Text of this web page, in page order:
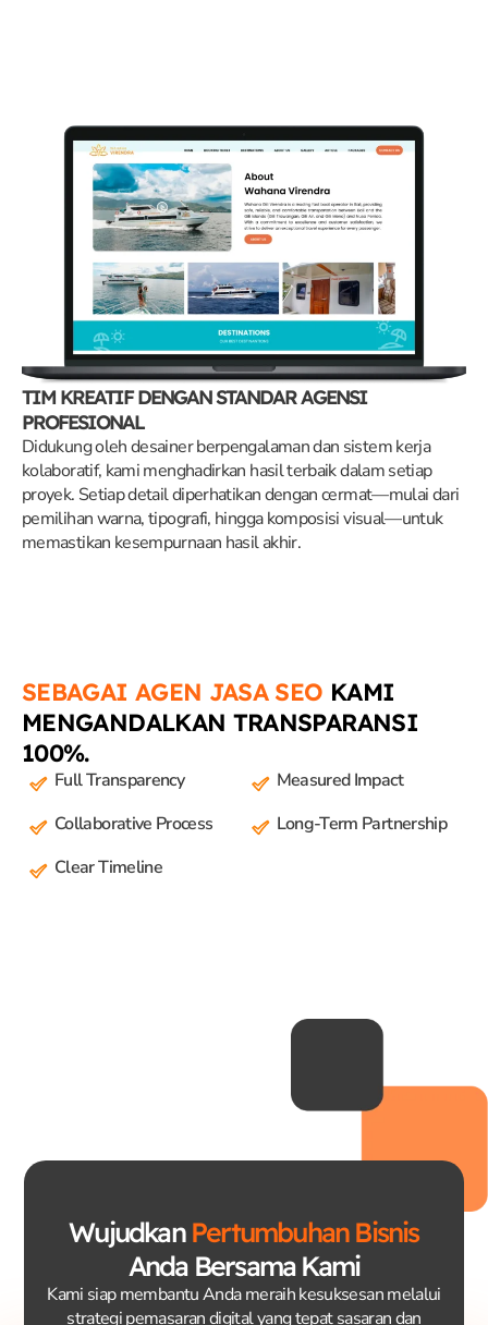
TIM KREATIF DENGAN STANDAR AGENSI
PROFESIONAL
Didukung oleh desainer berpengalaman dan sistem kerja
kolaboratif, kami menghadirkan hasil terbaik dalam setiap
proyek. Setiap detail diperhatikan dengan cermat—mulai dari
pemilihan warna, tipografi, hingga komposisi visual—untuk
memastikan kesempurnaan hasil akhir.
SEBAGAI AGEN JASA SEO KAMI
MENGANDALKAN TRANSPARANSI
100%.
Full Transparency
Collaborative Process
Clear Timeline
Measured Impact
Long-Term Partnership
WujudkanPertumbuhan Bisnis
Anda Bersama Kami
Kami siap membantu Anda meraih kesuksesan melalui
strategi pemasaran digital yang tepat sasaran dan